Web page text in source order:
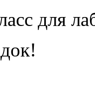
для